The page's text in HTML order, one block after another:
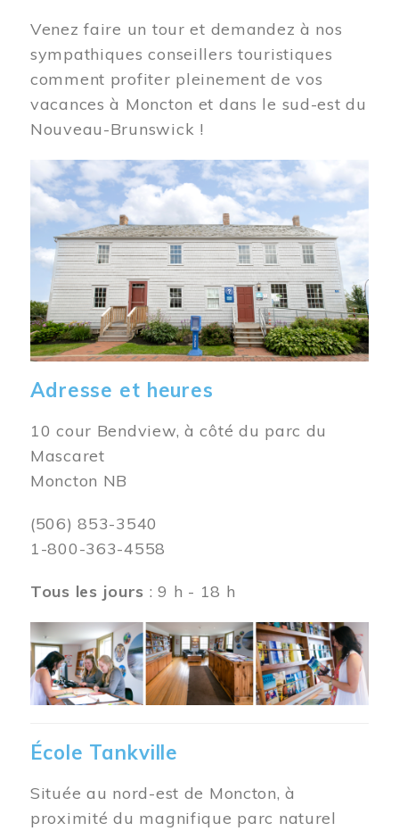
Venez faire un tour et demandez à nos
sympathiques conseillers touristiques
comment profiter pleinement de vos
vacances à Moncton et dans le sud-est du
Nouveau-Brunswick !
Image
Adresse et heures
10 cour Bendview, à côté du parc du
Mascaret
Moncton NB
(506) 853-3540
1-800-363-4558
Tous les jours : 9 h - 18 h
Image
École Tankville
Située au nord-est de Moncton, à
proximité du magnifique parc naturel